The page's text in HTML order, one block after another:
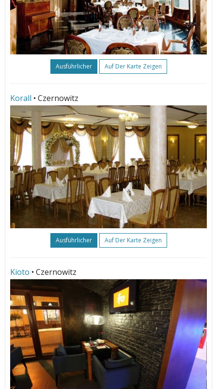
Ausführlicher Auf Der Karte Zeigen
Korall • Czernowitz
Ausführlicher Auf Der Karte Zeigen
Kioto • Czernowitz